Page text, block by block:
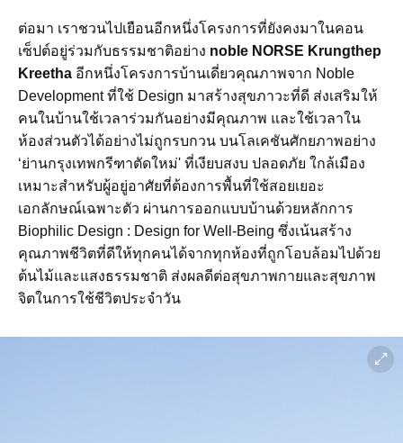
ต่อมา เราชวนไปเยือนอีกหนึ่งโครงการที่ยังคงมาในคอน
เซ็ปต์อยู่ร่วมกับธรรมชาติอย่าง noble NORSE Krungthep
Kreetha อีกหนึ่งโครงการบ้านเดี่ยวคุณภาพจาก Noble
Development ที่ใช้ Design มาสร้างสุขภาวะที่ดี ส่งเสริมให้
คนในบ้านใช้เวลาร่วมกันอย่างมีคุณภาพ และใช้เวลาใน
ห้องส่วนตัวได้อย่างไม่ถูกรบกวน บนโลเคชันศักยภาพอย่าง
‘ย่านกรุงเทพกรีฑาตัดใหม่' ที่เงียบสงบ ปลอดภัย ใกล้เมือง
เหมาะสำหรับผู้อยู่อาศัยที่ต้องการพื้นที่ใช้สอยเยอะ
เอกลักษณ์เฉพาะตัว ผ่านการออกแบบบ้านด้วยหลักการ
Biophilic Design : Design for Well-Being ซึ่งเน้นสร้าง
คุณภาพชีวิตที่ดีให้ทุกคนได้จากทุกห้องที่ถูกโอบล้อมไปด้วย
ต้นไม้และแสงธรรมชาติ ส่งผลดีต่อสุขภาพกายและสุขภาพ
จิตในการใช้ชีวิตประจำวัน